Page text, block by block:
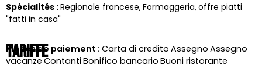
Spécialités :Regionale francese Formaggeria offre piatti
"fatti in casa"
Tariffe
Modes de paiement : Carta di credito Assegno Assegno
vacanze Contanti Bonifico bancario Buoni ristorante